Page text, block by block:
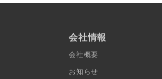
会社情報
会社概要
お知らせ